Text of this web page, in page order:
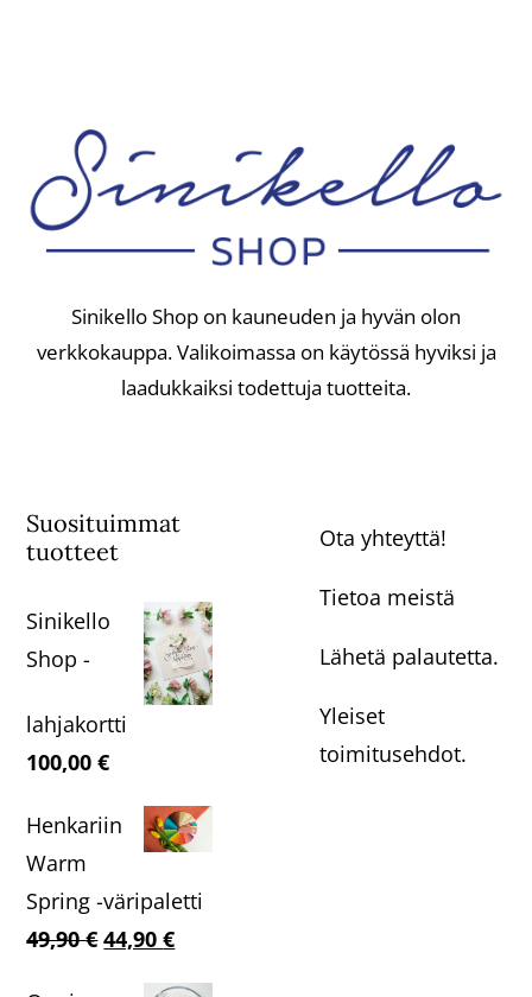
Sinikello Shop on kauneuden ja hyvän olon
verkkokauppa. Valikoimassa on käytössä hyviksi ja
laadukkaiksi todettuja tuotteita.
Suosituimmat
tuotteet
Sinikello
Shop -
lahjakortti
100,00€
Henkariin
Warm
Spring -väripaletti
49,90€Alkuperäinen
hinta
44,90€Nykyinen
hinta
Ota yhteyttä!
Tietoa meistä
Lähetä palautetta.
Yleiset
toimitusehdot.